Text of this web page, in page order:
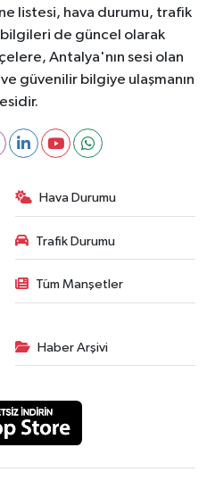
listesi, hava durumu, trafik
de güncel olarak
Antalya'nın sesi olan
güvenilir bilgiye ulaşmanın
Hava Durumu
Trafik Durumu
Tüm Manşetler
Haber Arşivi